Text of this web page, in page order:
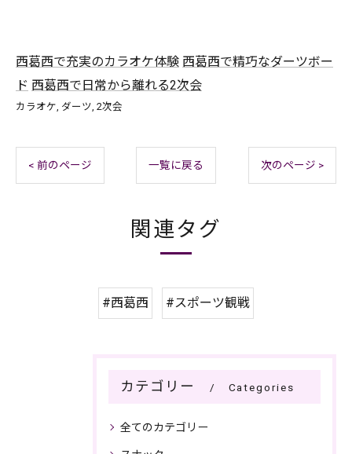
西葛西で充実のカラオケ体験 西葛西で精巧なダーツボー
ド 西葛西で日常から離れる2次会
カラオケ ダーツ 2次会
< 前のページ 一覧に戻る 次のページ >
関連タグ
#西葛西 #スポーツ観戦
カテゴリー Categories
全てのカテゴリー